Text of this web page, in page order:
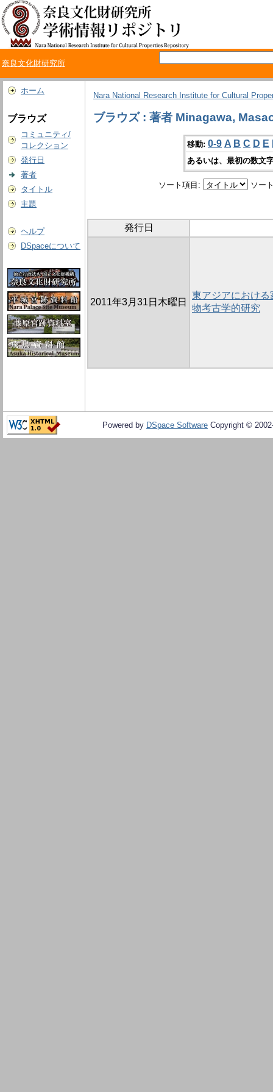
奈良文化財研究所
ホーム
ブラウズ
コミュニティ/
コレクション
発行日
著者
タイトル
主題
ヘルプ
DSpaceについて
Nara National Research Institute for Cultural
ブラウズ : 著者 Minagawa,
移動: 0-9 A B C D E
あるいは、最初の数文
ソート項目: ソー
発行日
2011年3月31日木曜日
東アジアにおけ
物考古学的研究
Powered by DSpace Software Copyright ©